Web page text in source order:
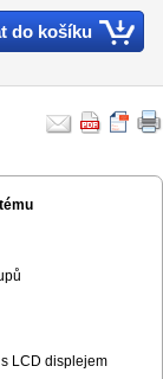
do košíku
LCD displejem